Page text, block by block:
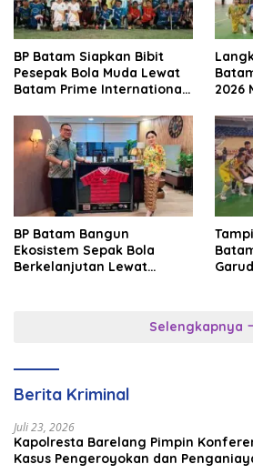
BP Batam Siapkan Bibit
Pesepak Bola Muda Lewat
Batam Prime International
2026
2026
BP Batam Bangun
Ekosistem Sepak Bola
Berkelanjutan Lewat
Selengkapnya
Berita Kriminal
Juli 23, 2026
Kapolresta Barelang Pimpin
Kasus Pengeroyokan dan